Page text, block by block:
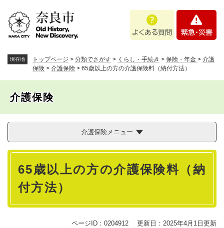
あ
問
・
現在地 トップページ > 分類でさがす > くらし・手続き > 保険・年金 > 介護
保険 > 介護保険 > 65歳以上の方の介護保険料（納付方法）
介護保険
介護保険メニュー
本
65歳以上の方の介護保険料（納
付方法）
ページID：0204912 更新日：2025年4月1日更新